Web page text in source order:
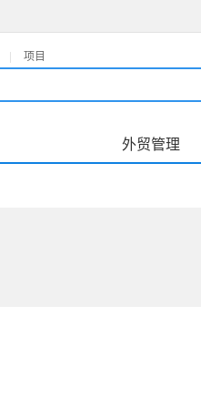
项目
外贸管理